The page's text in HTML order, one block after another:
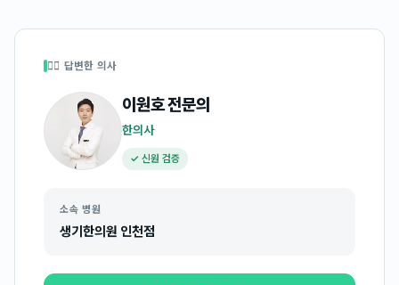
👩‍⚕️ 답변한 의사
이원호전문의
한의사
✓ 신원 검증
소속 병원
생기한의원 인천점